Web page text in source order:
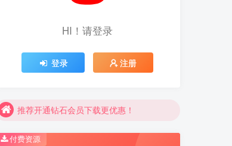
HI！请登录
登录 注册
推荐开通钻石会员下载更优惠！
推荐开通钻石会员下载更优惠！
付费资源